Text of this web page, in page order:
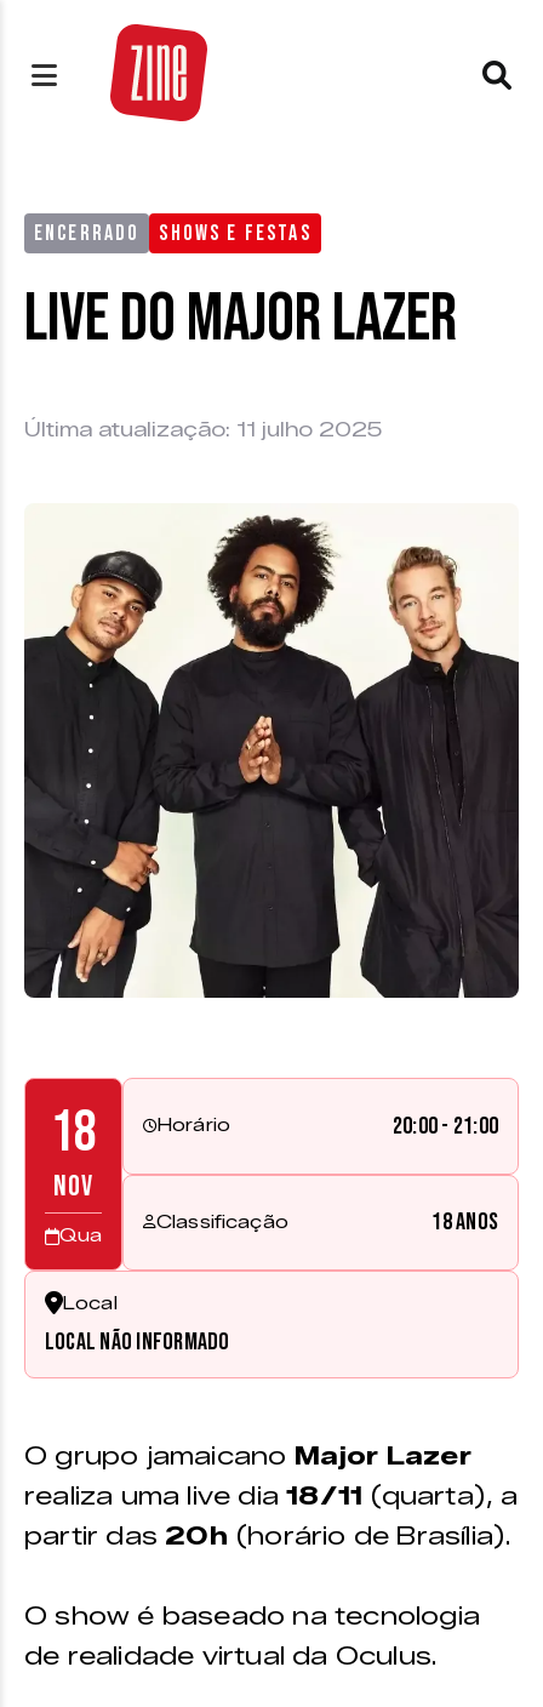
ENCERRADO SHOWS E FESTAS
Live do Major Lazer
Última atualização: 11 julho 2025
18
NOV
Qua
Horário 20:00 - 21:00
Classificação 18 anos
Local
Local não informado
O grupo jamaicano Major Lazer
realiza uma live dia 18/11 (quarta), a
partir das 20h (horário de Brasília).
O show é baseado na tecnologia
de realidade virtual da Oculus.